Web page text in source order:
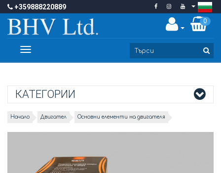
+359888220889
0
Toggle
КАТЕГОРИИ
Начало Двигател Основни елементи на двигателя